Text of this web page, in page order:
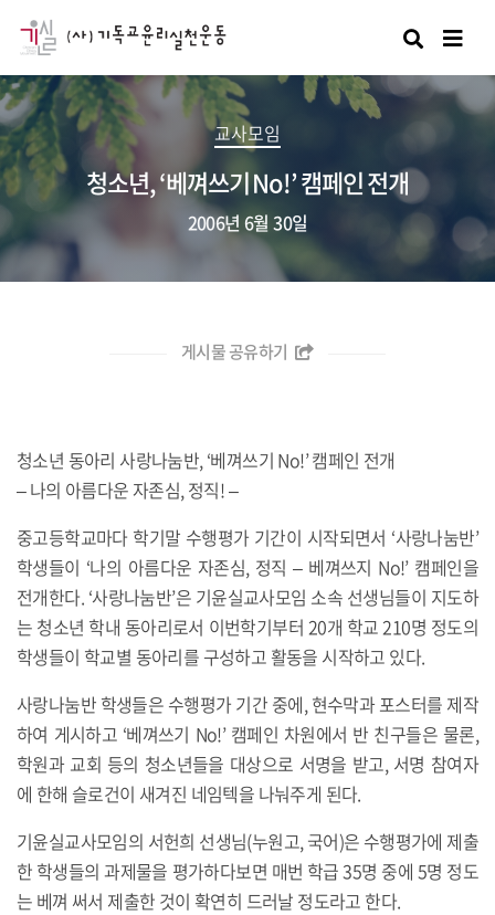
검색
교사모임
청소년, ‘베껴쓰기 No!’ 캠페인 전개
2006년 6월 30일
게시물 공유하기
청소년 동아리 사랑나눔반, ‘베껴쓰기 No!’ 캠페인 전개
– 나의 아름다운 자존심, 정직! –
중고등학교마다 학기말 수행평가 기간이 시작되면서 ‘사랑나눔반’
학생들이 ‘나의 아름다운 자존심, 정직 – 베껴쓰지 No!’ 캠페인을
전개한다. ‘사랑나눔반’은 기윤실교사모임 소속 선생님들이 지도하
는 청소년 학내 동아리로서 이번학기부터 20개 학교 210명 정도의
학생들이 학교별 동아리를 구성하고 활동을 시작하고 있다.
사랑나눔반 학생들은 수행평가 기간 중에, 현수막과 포스터를 제작
하여 게시하고 ‘베껴쓰기 No!’ 캠페인 차원에서 반 친구들은 물론,
학원과 교회 등의 청소년들을 대상으로 서명을 받고, 서명 참여자
에 한해 슬로건이 새겨진 네임텍을 나눠주게 된다.
기윤실교사모임의 서헌희 선생님(누원고, 국어)은 수행평가에 제출
한 학생들의 과제물을 평가하다보면 매번 학급 35명 중에 5명 정도
는 베껴 써서 제출한 것이 확연히 드러날 정도라고 한다.